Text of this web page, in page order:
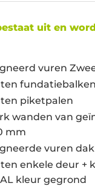
uit en
vuren
piketpalen
wanden van
mm
vuren
enkele deur +
kleur gegrond